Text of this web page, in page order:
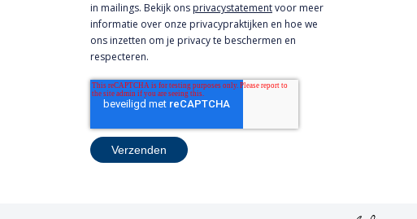
in mailings. Bekijk ons privacystatementvoor meer
informatie over onze privacypraktijken en hoe we
ons inzetten om je privacy te beschermen en
respecteren.